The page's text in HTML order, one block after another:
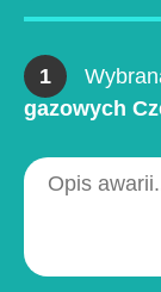
1
gazowych